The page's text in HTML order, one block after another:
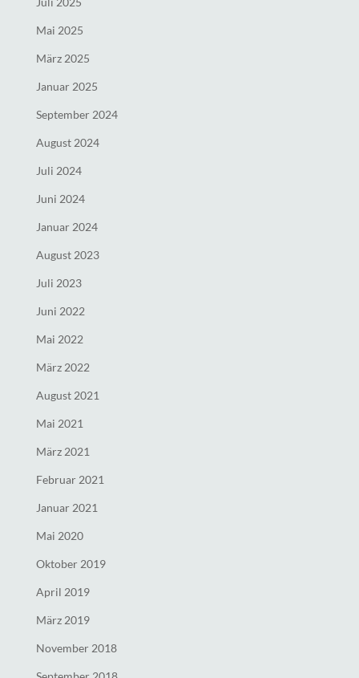
Mai 2025
März 2025
Januar 2025
September 2024
August 2024
Juli 2024
Juni 2024
Januar 2024
August 2023
Juli 2023
Juni 2022
Mai 2022
März 2022
August 2021
Mai 2021
März 2021
Februar 2021
Januar 2021
Mai 2020
Oktober 2019
April 2019
März 2019
November 2018